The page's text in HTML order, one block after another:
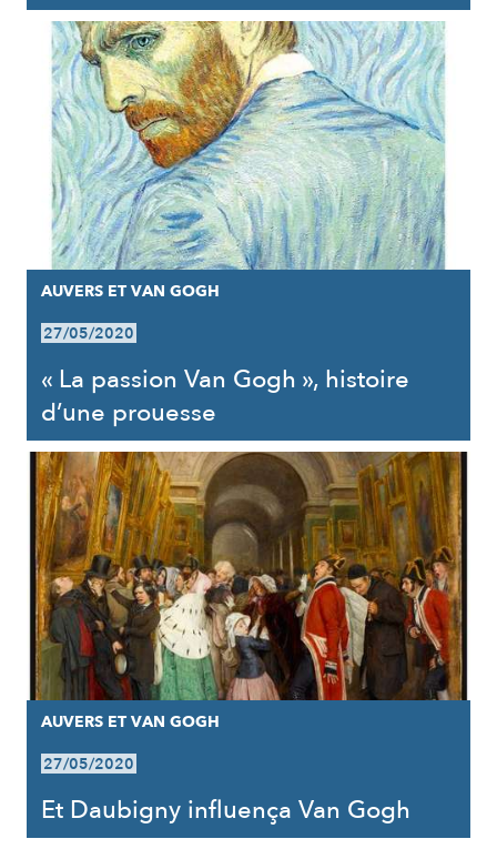
AUVERS ET VAN GOGH
27/05/2020
« La passion Van Gogh », histoire
d’une prouesse
AUVERS ET VAN GOGH
27/05/2020
Et Daubigny influença Van Gogh